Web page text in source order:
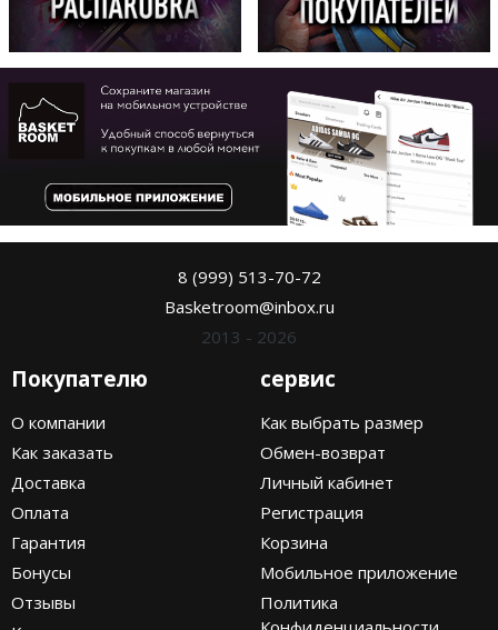
8 (999) 513-70-72
Basketroom@inbox.ru
2013 - 2026
Покупателю
О компании
Как заказать
Доставка
Оплата
Гарантия
Бонусы
Отзывы
сервис
Как выбрать размер
Обмен-возврат
Личный кабинет
Регистрация
Корзина
Мобильное приложение
Политика